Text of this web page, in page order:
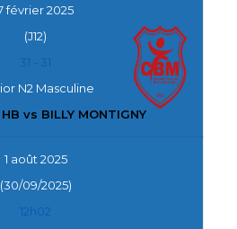
février 2025
(J12)
31
31
N2 Masculine
vs BILLY MONTIGNY
1 août 2025
(30/09/2025)
12h02